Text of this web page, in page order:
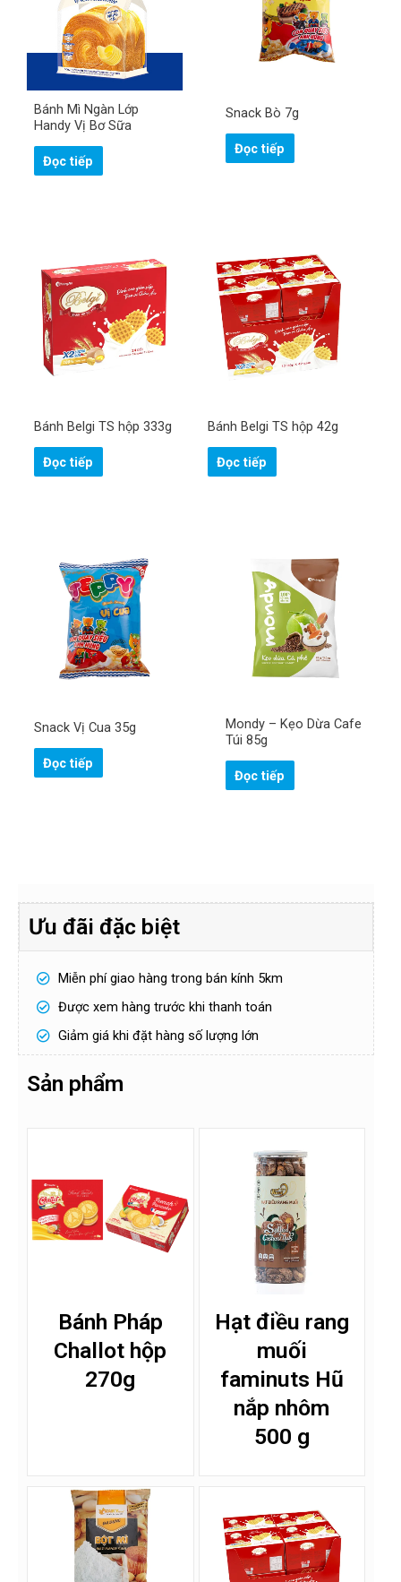
Bánh Mì Ngàn Lớp
Handy Vị Bơ Sữa
Đọc tiếp
Snack Bò 7g
Đọc tiếp
Bánh Belgi TS hộp 333g
Đọc tiếp
Bánh Belgi TS hộp 42g
Đọc tiếp
Snack Vị Cua 35g
Đọc tiếp
Mondy – Kẹo Dừa Cafe
Túi 85g
Đọc tiếp
Ưu đãi đặc biệt
Miễn phí giao hàng trong bán kính 5km
Được xem hàng trước khi thanh toán
Giảm giá khi đặt hàng số lượng lớn
Sản phẩm
Bánh Pháp
Challot hộp
270g
Hạt điều rang
muối
faminuts Hũ
nắp nhôm
500 g
H
ọ
v
à
S
n
t
Gửi